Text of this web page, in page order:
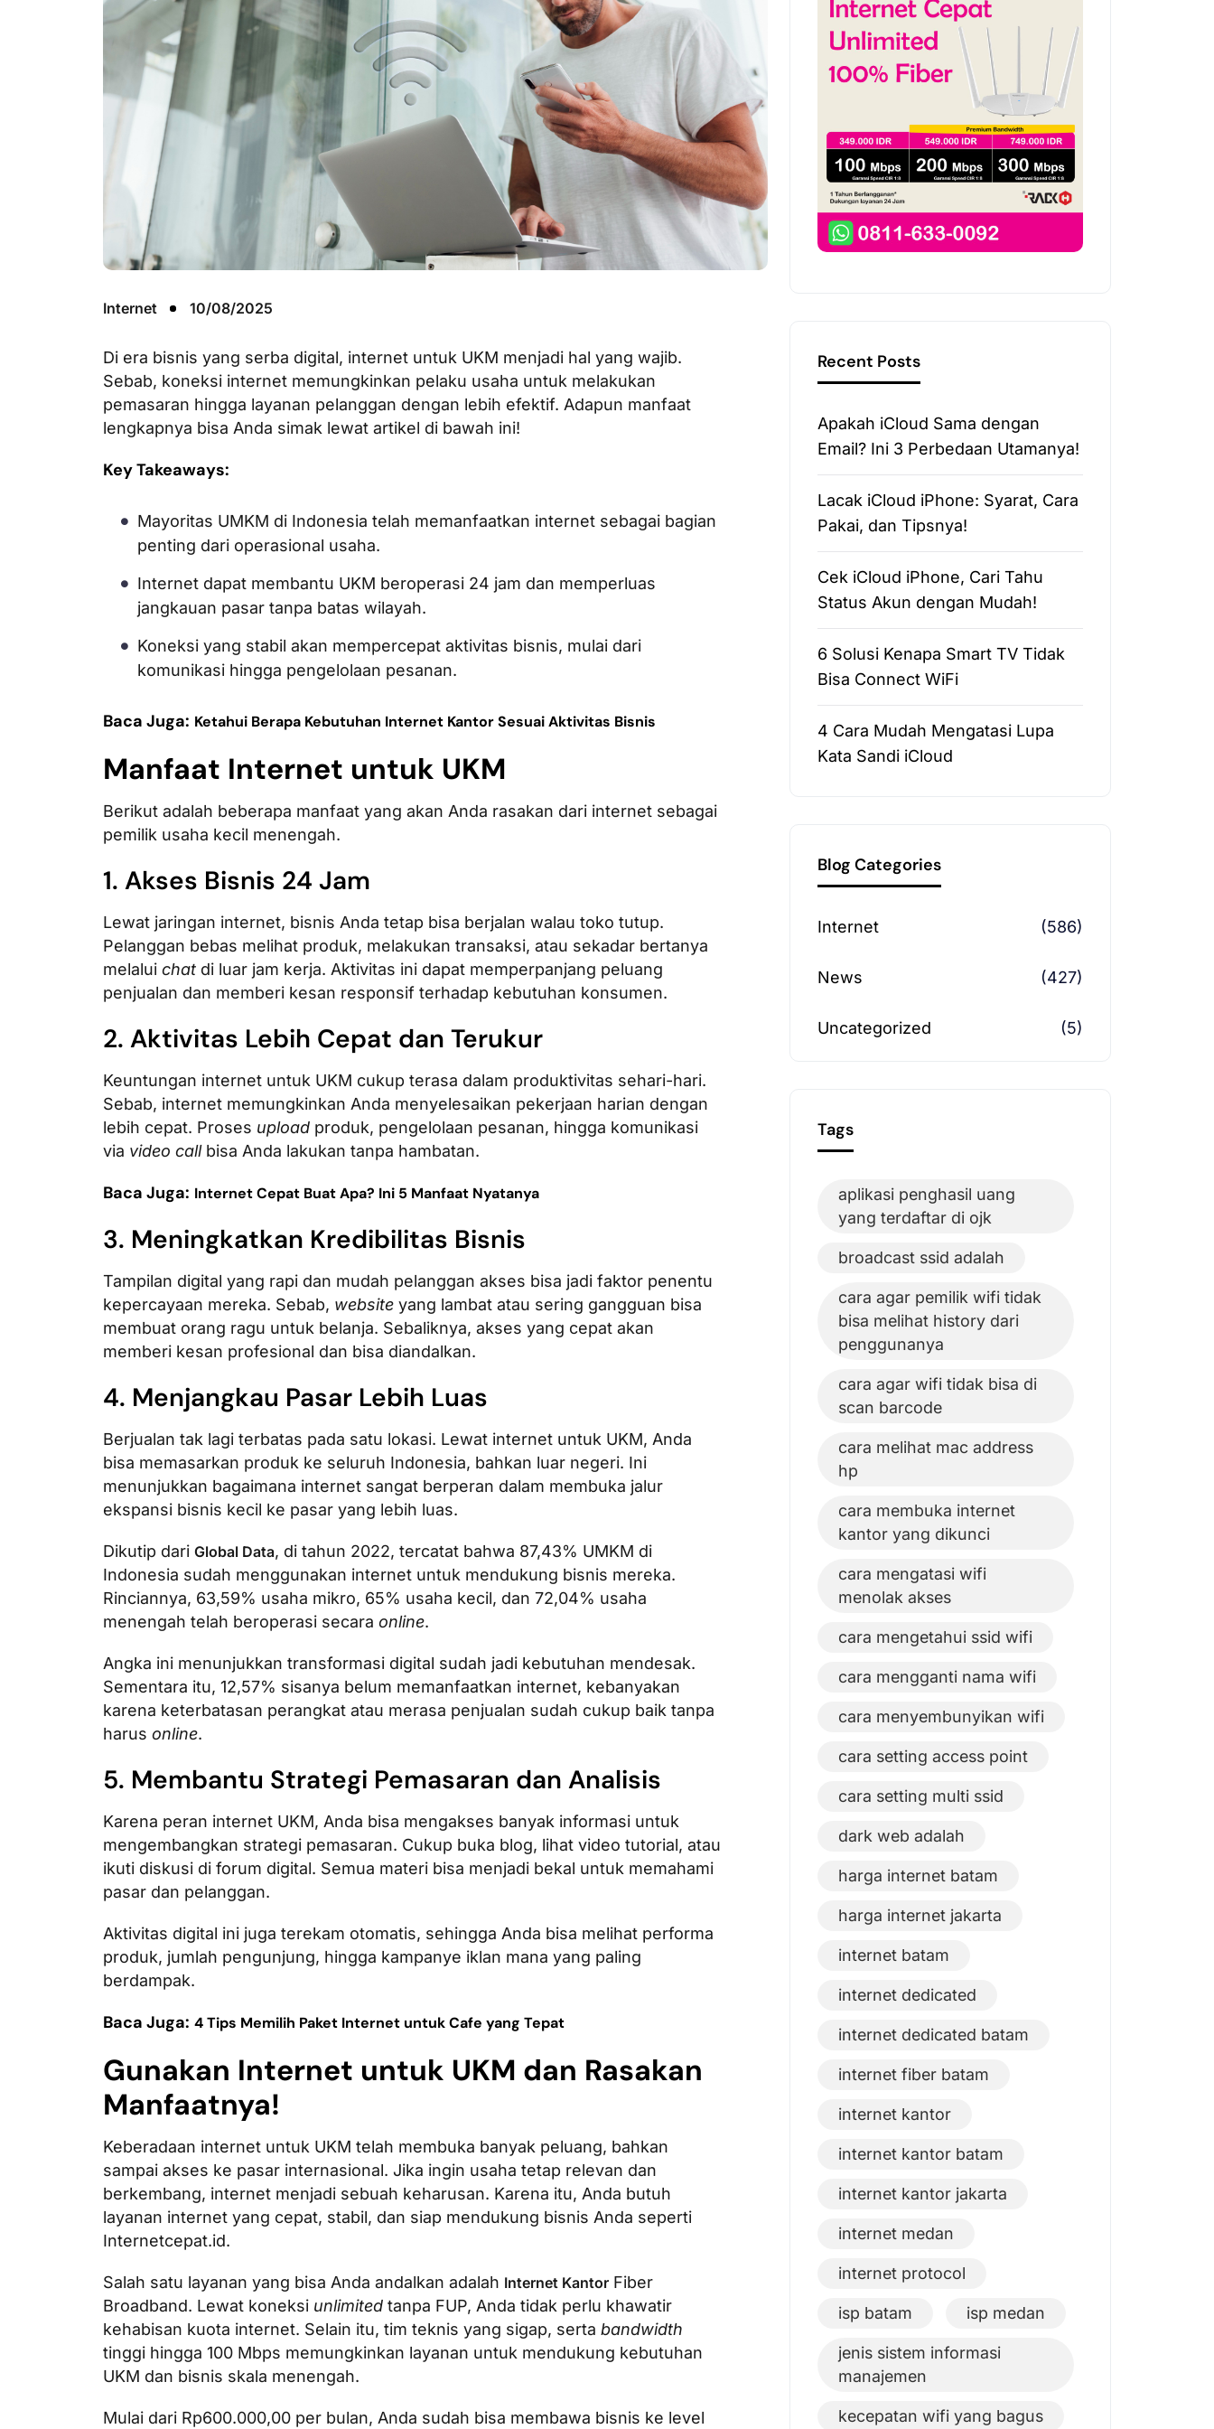
Internet 10/08/2025
Di era bisnis yang serba digital, internet untuk UKM menjadi hal yang wajib.
Sebab, koneksi internet memungkinkan pelaku usaha untuk melakukan
pemasaran hingga layanan pelanggan dengan lebih efektif. Adapun manfaat
lengkapnya bisa Anda simak lewat artikel di bawah ini!
Key Takeaways:
Mayoritas UMKM di Indonesia telah memanfaatkan internet sebagai bagian
penting dari operasional usaha.
Internet dapat membantu UKM beroperasi 24 jam dan memperluas
jangkauan pasar tanpa batas wilayah.
Koneksi yang stabil akan mempercepat aktivitas bisnis, mulai dari
komunikasi hingga pengelolaan pesanan.
Baca Juga: Ketahui Berapa Kebutuhan Internet Kantor Sesuai Aktivitas Bisnis
Manfaat Internet untuk UKM
Berikut adalah beberapa manfaat yang akan Anda rasakan dari internet sebagai
pemilik usaha kecil menengah.
1. Akses Bisnis 24 Jam
Lewat jaringan internet, bisnis Anda tetap bisa berjalan walau toko tutup.
Pelanggan bebas melihat produk, melakukan transaksi, atau sekadar bertanya
melalui chat di luar jam kerja. Aktivitas ini dapat memperpanjang peluang
penjualan dan memberi kesan responsif terhadap kebutuhan konsumen.
2. Aktivitas Lebih Cepat dan Terukur
Keuntungan internet untuk UKM cukup terasa dalam produktivitas sehari-hari.
Sebab, internet memungkinkan Anda menyelesaikan pekerjaan harian dengan
lebih cepat. Proses upload produk, pengelolaan pesanan, hingga komunikasi
via video callbisa Anda lakukan tanpa hambatan.
Baca Juga: Internet Cepat Buat Apa? Ini 5 Manfaat Nyatanya
3. Meningkatkan Kredibilitas Bisnis
Tampilan digital yang rapi dan mudah pelanggan akses bisa jadi faktor penentu
kepercayaan mereka. Sebab, website yang lambat atau sering gangguan bisa
membuat orang ragu untuk belanja. Sebaliknya, akses yang cepat akan
memberi kesan profesional dan bisa diandalkan.
4. Menjangkau Pasar Lebih Luas
Berjualan tak lagi terbatas pada satu lokasi. Lewat internet untuk UKM, Anda
bisa memasarkan produk ke seluruh Indonesia, bahkan luar negeri. Ini
menunjukkan bagaimana internet sangat berperan dalam membuka jalur
ekspansi bisnis kecil ke pasar yang lebih luas.
Dikutip dari Global Data, di tahun 2022, tercatat bahwa 87,43% UMKM di
Indonesia sudah menggunakan internet untuk mendukung bisnis mereka.
Rinciannya, 63,59% usaha mikro, 65% usaha kecil, dan 72,04% usaha
menengah telah beroperasi secara online.
Angka ini menunjukkan transformasi digital sudah jadi kebutuhan mendesak.
Sementara itu, 12,57% sisanya belum memanfaatkan internet, kebanyakan
karena keterbatasan perangkat atau merasa penjualan sudah cukup baik tanpa
harus online.
5. Membantu Strategi Pemasaran dan Analisis
Karena peran internet UKM, Anda bisa mengakses banyak informasi untuk
mengembangkan strategi pemasaran. Cukup buka blog, lihat video tutorial, atau
ikuti diskusi di forum digital. Semua materi bisa menjadi bekal untuk memahami
pasar dan pelanggan.
Aktivitas digital ini juga terekam otomatis, sehingga Anda bisa melihat performa
produk, jumlah pengunjung, hingga kampanye iklan mana yang paling
berdampak.
Baca Juga: 4 Tips Memilih Paket Internet untuk Cafe yang Tepat
Gunakan Internet untuk UKM dan Rasakan
Manfaatnya!
Keberadaan internet untuk UKM telah membuka banyak peluang, bahkan
sampai akses ke pasar internasional. Jika ingin usaha tetap relevan dan
berkembang, internet menjadi sebuah keharusan. Karena itu, Anda butuh
layanan internet yang cepat, stabil, dan siap mendukung bisnis Anda seperti
Internetcepat.id.
Salah satu layanan yang bisa Anda andalkan adalah Internet Kantor Fiber
Broadband. Lewat koneksi unlimited tanpa FUP, Anda tidak perlu khawatir
kehabisan kuota internet. Selain itu, tim teknis yang sigap, serta bandwidth
tinggi hingga 100 Mbps memungkinkan layanan untuk mendukung kebutuhan
UKM dan bisnis skala menengah.
Mulai dari Rp600.000,00 per bulan, Anda sudah bisa membawa bisnis ke level
Recent Posts
Apakah iCloud Sama dengan
Email? Ini 3 Perbedaan Utamanya!
Lacak iCloud iPhone: Syarat, Cara
Pakai, dan Tipsnya!
Cek iCloud iPhone, Cari Tahu
Status Akun dengan Mudah!
6 Solusi Kenapa Smart TV Tidak
Bisa Connect WiFi
4 Cara Mudah Mengatasi Lupa
Kata Sandi iCloud
Blog Categories
Internet (586)
News (427)
Uncategorized (5)
Tags
aplikasi penghasil uang
yang terdaftar di ojk
broadcast ssid adalah
cara agar pemilik wifi tidak
bisa melihat history dari
penggunanya
cara agar wifi tidak bisa di
scan barcode
cara melihat mac address
hp
cara membuka internet
kantor yang dikunci
cara mengatasi wifi
menolak akses
cara mengetahui ssid wifi
cara mengganti nama wifi
cara menyembunyikan wifi
cara setting access point
cara setting multi ssid
dark web adalah
harga internet batam
harga internet jakarta
internet batam
internet dedicated
internet dedicated batam
internet fiber batam
internet kantor
internet kantor batam
internet kantor jakarta
internet medan
internet protocol
isp batam isp medan
jenis sistem informasi
manajemen
kecepatan wifi yang bagus